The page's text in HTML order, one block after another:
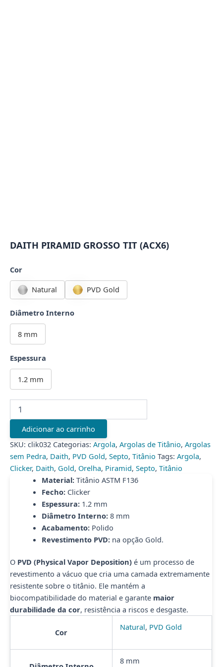
DAITH PIRAMID GROSSO TIT (ACX6)
Cor
Natural PVD Gold
Diâmetro Interno
8 mm
Espessura
1.2 mm
PIRAMID
GROSSO
(ACX6)
quantidade
Adicionar ao carrinho
SKU: clik032 Categorias: Argola, Argolas de Titânio, Argolas
sem Pedra, Daith, PVD Gold, Septo, Titânio Tags: Argola,
Clicker, Daith, Gold, Orelha, Piramid, Septo, Titânio
Material:Titânio ASTM F136
Fecho:Clicker
Espessura:1.2 mm
Diâmetro Interno:8 mm
Acabamento:Polido
Revestimento PVD:na opção Gold.
O PVD (Physical Vapor Deposition) é um processo de
revestimento a vácuo que cria uma camada extremamente
resistente sobre o titânio. Ele mantém a
biocompatibilidade do material e garante maior
durabilidade da cor, resistência a riscos e desgaste.
Cor
Natural, PVD Gold
8 mm